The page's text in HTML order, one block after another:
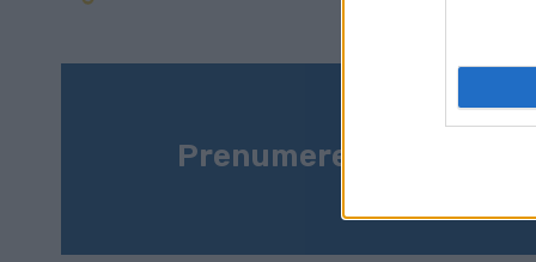
Prenumerera på vårt